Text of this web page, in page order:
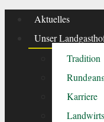
Aktuelles
Unser
Tradition
Karriere